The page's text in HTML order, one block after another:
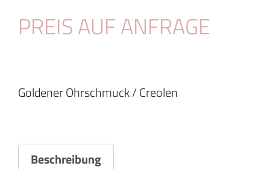
PREIS AUF ANFRAGE
Goldener Ohrschmuck / Creolen
Beschreibung